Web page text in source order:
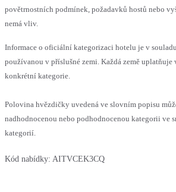
povětrnostních podmínek, požadavků hostů nebo
nemá vliv.
Informace o oficiální kategorizaci hotelu je v
používanou v příslušné zemi. Každá země
konkrétní kategorie.
Polovina hvězdičky uvedená ve slovním popisu
nadhodnocenou nebo podhodnocenou kategorii ve
kategorií.
Kód nabídky: AITVCEK3CQ